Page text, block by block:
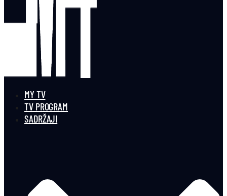
MY TV
TV PROGRAM
SADRŽAJI